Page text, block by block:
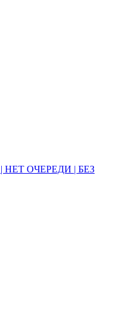
| НЕТ ОЧЕРЕДИ | БЕЗ